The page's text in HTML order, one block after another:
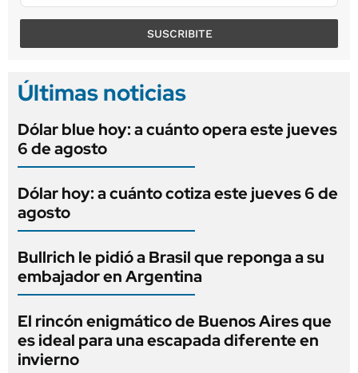
SUSCRIBITE
Últimas noticias
Dólar blue hoy: a cuánto opera este jueves
6 de agosto
Dólar hoy: a cuánto cotiza este jueves 6 de
agosto
Bullrich le pidió a Brasil que reponga a su
embajador en Argentina
El rincón enigmático de Buenos Aires que
es ideal para una escapada diferente en
invierno